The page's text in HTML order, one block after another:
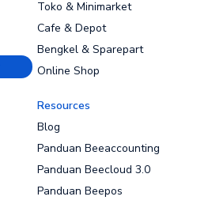
Toko & Minimarket
Cafe & Depot
Bengkel & Sparepart
Online Shop
Resources
Blog
Panduan Beeaccounting
Panduan Beecloud 3.0
Panduan Beepos